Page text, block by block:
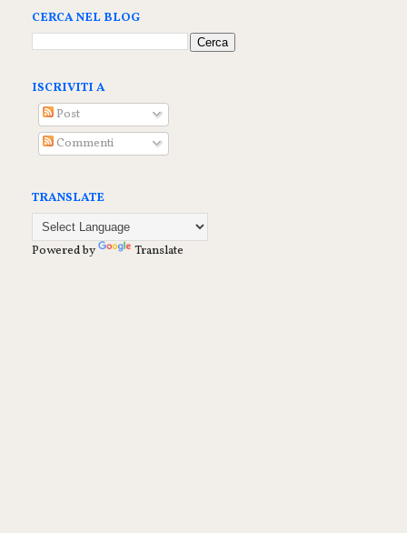
CERCA NEL BLOG
ISCRIVITI A
Post
Commenti
TRANSLATE
Powered by Translate